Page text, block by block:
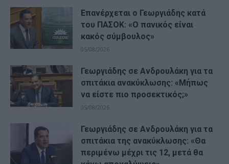
Επανέρχεται ο Γεωργιάδης κατά
του ΠΑΣΟΚ: «Ο πανικός είναι
κακός σύμβουλος»
05/08/2026
Γεωργιάδης σε Ανδρουλάκη για τα
σπιτάκια ανακύκλωσης: «Μήπως
να είστε πιο προσεκτικός;»
05/08/2026
Γεωργιάδης σε Ανδρουλάκη για τα
σπιτάκια της ανακύκλωσης: «Θα
περιμένω μέχρι τις 12, μετά θα